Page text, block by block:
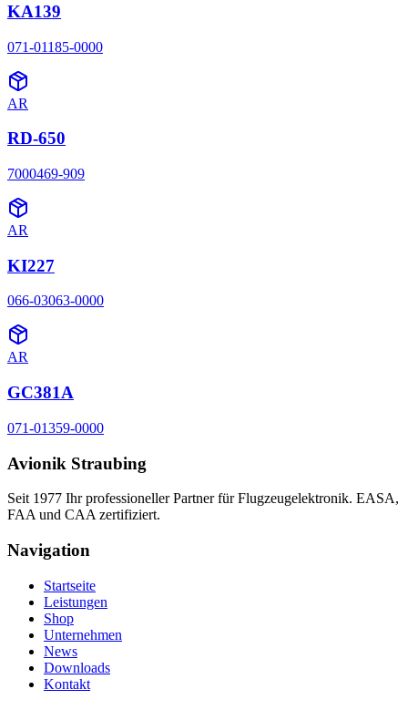
KA139
071-01185-0000
AR
RD-650
7000469-909
AR
KI227
066-03063-0000
AR
GC381A
071-01359-0000
Avionik Straubing
Seit 1977 Ihr professioneller Partner für Flugzeugelektronik. EASA,
FAA und CAA zertifiziert.
Navigation
Startseite
Leistungen
Shop
Unternehmen
News
Downloads
Kontakt